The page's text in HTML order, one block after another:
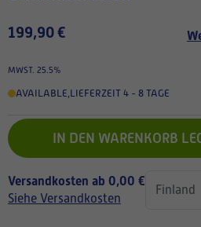
199,90 €
MWST. 25.5%
AVAILABLE LIEFERZEIT 4 - 8 TAGE
IN DEN WARENKORB
Versandkosten ab 0,00 €
Siehe Versandkosten